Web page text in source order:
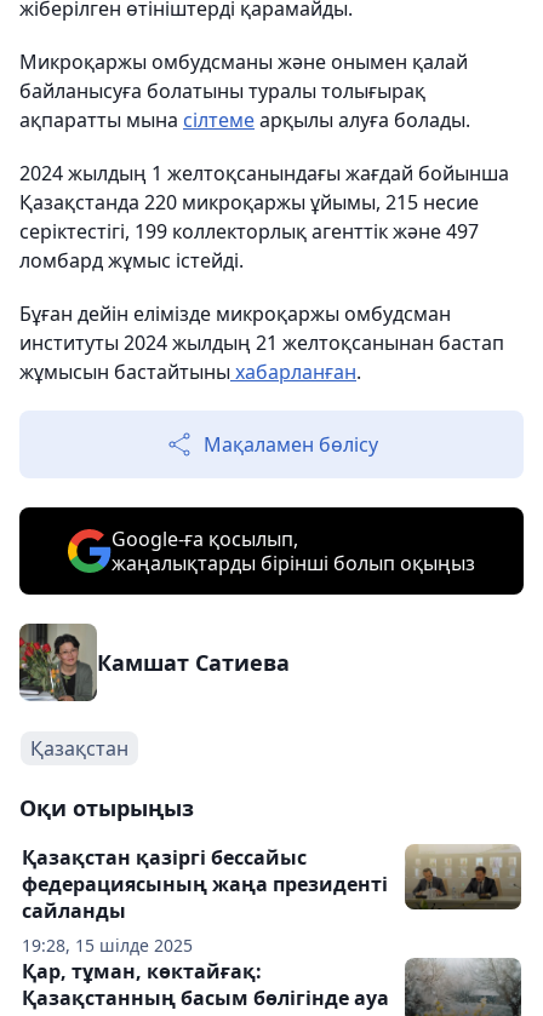
жіберілген өтініштерді қарамайды.
Микроқаржы омбудсманы және онымен қалай
байланысуға болатыны туралы толығырақ
ақпаратты мына сілтемеарқылы алуға болады.
2024 жылдың 1 желтоқсанындағы жағдай бойынша
Қазақстанда 220 микроқаржы ұйымы, 215 несие
серіктестігі, 199 коллекторлық агенттік және 497
ломбард жұмыс істейді.
Бұған дейін елімізде микроқаржы омбудсман
институты 2024 жылдың 21 желтоқсанынан бастап
жұмысын бастайтыны хабарланған.
Мақаламен бөлісу
Google-ға қосылып,
жаңалықтарды бірінші болып оқыңыз
Камшат Сатиева
Қазақстан
Оқи отырыңыз
19:28, 15 шілде 2025
Қазақстан қазіргі бессайыс
федерациясының жаңа президенті
сайланды
Қар, тұман, көктайғақ:
Қазақстанның басым бөлігінде ауа